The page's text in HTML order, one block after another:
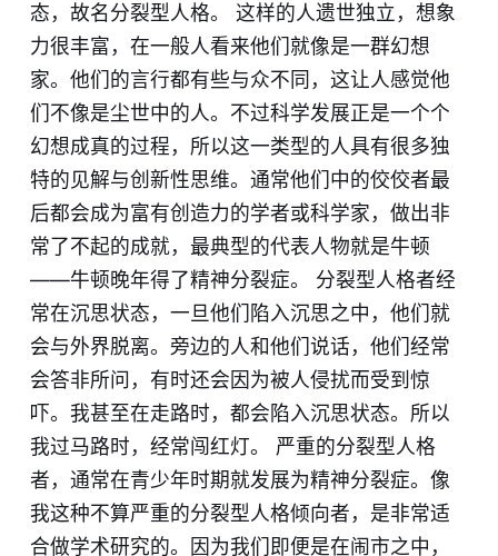
态，故名分裂型人格。 这样的人遗世独立，想象
力很丰富，在一般人看来他们就像是一群幻想
家。他们的言行都有些与众不同，这让人感觉他
们不像是尘世中的人。不过科学发展正是一个个
幻想成真的过程，所以这一类型的人具有很多独
特的见解与创新性思维。通常他们中的佼佼者最
后都会成为富有创造力的学者或科学家，做出非
常了不起的成就，最典型的代表人物就是牛顿
——牛顿晚年得了精神分裂症。 分裂型人格者经
常在沉思状态，一旦他们陷入沉思之中，他们就
会与外界脱离。旁边的人和他们说话，他们经常
会答非所问，有时还会因为被人侵扰而受到惊
吓。我甚至在走路时，都会陷入沉思状态。所以
我过马路时，经常闯红灯。 严重的分裂型人格
者，通常在青少年时期就发展为精神分裂症。像
我这种不算严重的分裂型人格倾向者，是非常适
合做学术研究的。因为我们即便是在闹市之中，